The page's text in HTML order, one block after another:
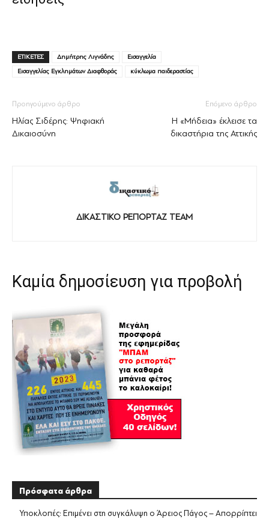
ΕΤΙΚΕΤΕΣ Δημήτρης Λιγνάδης
Εισαγγελία
Εισαγγελίας Εγκλημάτων Διαφθοράς
κύκλωμα παιδεραστίας
Προηγούμενο άρθρο
Ηλίας Σιδέρης: Ψηφιακή
Δικαιοσύνη
Επόμενο άρθρο
Η «Μήδεια» έκλεισε τα
δικαστήρια της Αττικής
ΔΙΚΑΣΤΙΚΟ ΡΕΠΟΡΤΑΖ TEAM
Καμία δημοσίευση για προβολή
Πρόσφατα άρθρα
Υποκλοπές: Επιμένει στη συγκάλυψη ο Άρειος Πάγος – Απορρίπτει